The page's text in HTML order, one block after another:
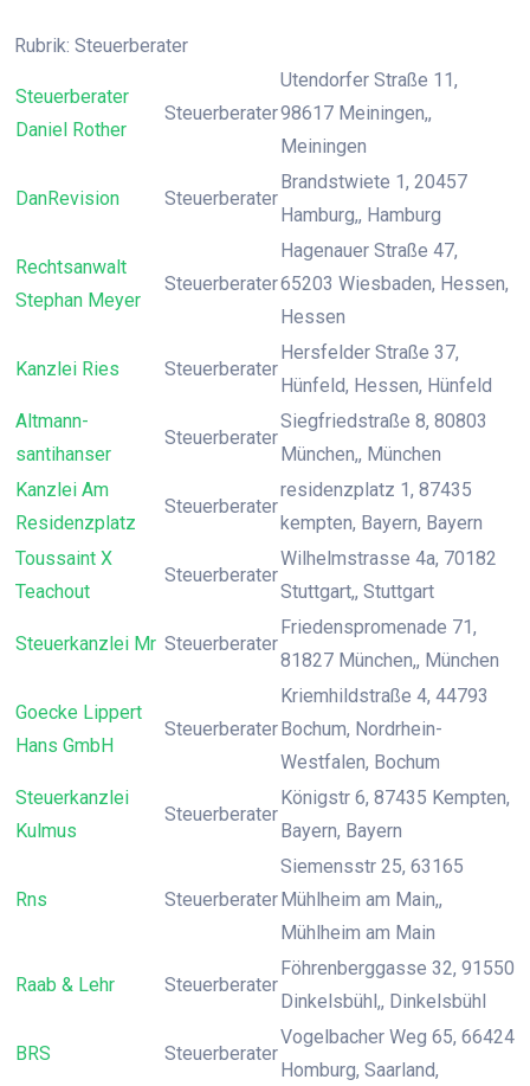
Rubrik: Steuerberater
Steuerberater
Daniel Rother
Steuerberater
Utendorfer Straße 11,
98617 Meiningen,,
Meiningen
DanRevision Steuerberater
Brandstwiete 1, 20457
Hamburg,, Hamburg
Rechtsanwalt
Stephan Meyer
Steuerberater
Hagenauer Straße 47,
65203 Wiesbaden, Hessen,
Hessen
Kanzlei Ries Steuerberater
Hersfelder Straße 37,
Hünfeld, Hessen, Hünfeld
Altmann-
santihanser
Steuerberater
Siegfriedstraße 8, 80803
München,, München
Kanzlei Am
Residenzplatz
Steuerberater
residenzplatz 1, 87435
kempten, Bayern, Bayern
Toussaint X
Teachout
Steuerberater
Wilhelmstrasse 4a, 70182
Stuttgart,, Stuttgart
Steuerkanzlei Mr Steuerberater
Friedenspromenade 71,
81827 München,, München
Goecke Lippert
Hans GmbH
Steuerberater
Kriemhildstraße 4, 44793
Bochum, Nordrhein-
Westfalen, Bochum
Steuerkanzlei
Kulmus
Steuerberater
Königstr 6, 87435 Kempten,
Bayern, Bayern
Rns Steuerberater
Siemensstr 25, 63165
Mühlheim am Main,,
Mühlheim am Main
Raab & Lehr Steuerberater
Föhrenberggasse 32, 91550
Dinkelsbühl,, Dinkelsbühl
BRS Steuerberater
Vogelbacher Weg 65, 66424
Homburg, Saarland,